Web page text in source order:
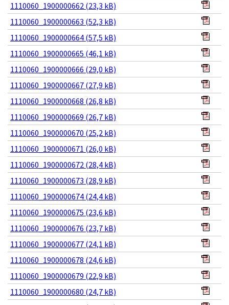
1110060_1900000662 (23,3 kB)
1110060_1900000663 (52,3 kB)
1110060_1900000664 (57,5 kB)
1110060_1900000665 (46,1 kB)
1110060_1900000666 (29,0 kB)
1110060_1900000667 (27,9 kB)
1110060_1900000668 (26,8 kB)
1110060_1900000669 (26,7 kB)
1110060_1900000670 (25,2 kB)
1110060_1900000671 (26,0 kB)
1110060_1900000672 (28,4 kB)
1110060_1900000673 (28,9 kB)
1110060_1900000674 (24,4 kB)
1110060_1900000675 (23,6 kB)
1110060_1900000676 (23,7 kB)
1110060_1900000677 (24,1 kB)
1110060_1900000678 (24,6 kB)
1110060_1900000679 (22,9 kB)
1110060_1900000680 (24,7 kB)